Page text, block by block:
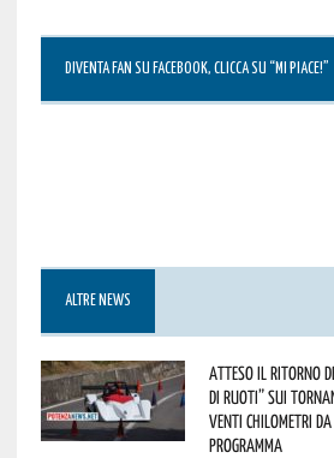
DIVENTA FAN SU FACEBOOK, CLICCA SU “MI PIACE!”
ALTRE NEWS
Atteso il ritorno
di Ruoti” sui
venti chilometri da
programma